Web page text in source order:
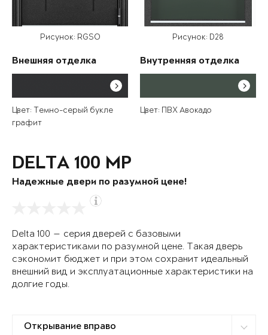
Рисунок: RGSO
Внешняя отделка
Цвет: Темно-серый букле
графит
Рисунок: D28
Внутренняя отделка
Цвет: ПВХ Авокадо
DELTA 100 MP
Надежные двери по разумной цене!
Delta 100 — серия дверей с базовыми
характеристиками по разумной цене. Такая дверь
сэкономит бюджет и при этом сохранит идеальный
внешний вид и эксплуатационные характеристики на
долгие годы.